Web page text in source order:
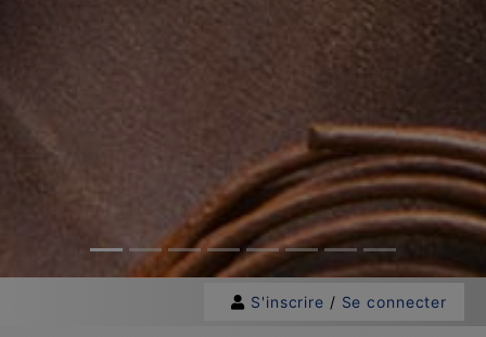
S'inscrire / Se connecter